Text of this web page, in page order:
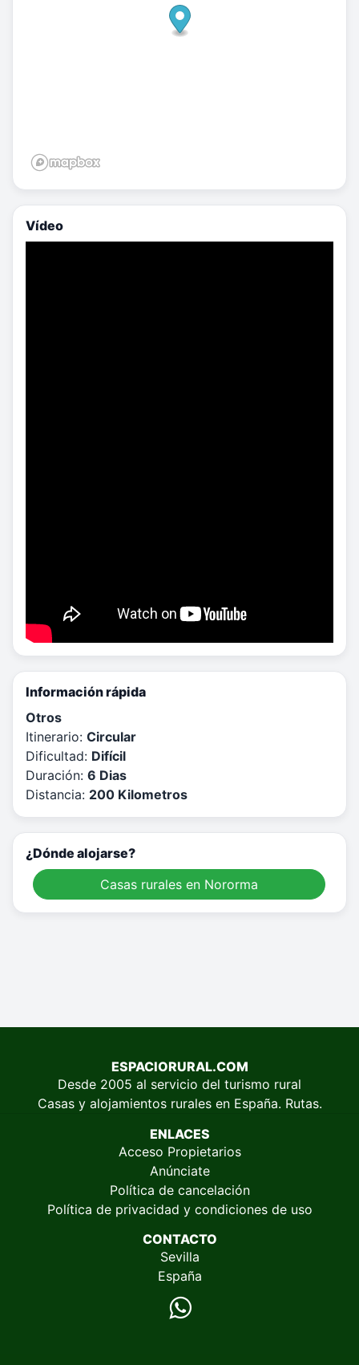
Vídeo
Información rápida
Otros
Itinerario: Circular
Dificultad: Difícil
Duración: 6 Dias
Distancia: 200 Kilometros
¿Dónde alojarse?
Casas rurales en Nororma
ESPACIORURAL.COM
Desde 2005 al servicio del turismo rural
Casas y alojamientos rurales en España. Rutas.
ENLACES
Acceso Propietarios
Anúnciate
Política de cancelación
Política de privacidad y condiciones de uso
CONTACTO
Sevilla
España